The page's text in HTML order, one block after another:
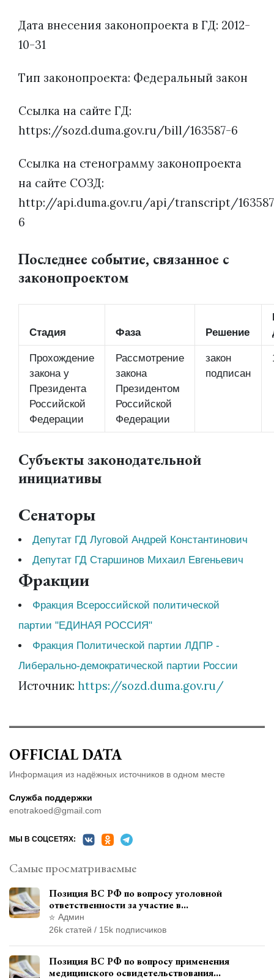
Дата внесения законопроекта в ГД: 2012-
10-31
Тип законопроекта: Федеральный закон
Ссылка на сайте ГД:
https://sozd.duma.gov.ru/bill/163587-6
Ссылка на стенограмму законопроекта
на сайте СОЗД:
http://api.duma.gov.ru/api/transcript/
6
Последнее событие, связанное с
законопроектом
Стадия Фаза Решение
Прохождение
закона у
Президента
Российской
Федерации
Рассмотрение
закона
Президентом
Российской
Федерации
закон
подписан
Субъекты законодательной
инициативы
Сенаторы
Депутат ГД Луговой Андрей Константинович
Депутат ГД Старшинов Михаил Евгеньевич
Фракции
Фракция Всероссийской политической
партии "ЕДИНАЯ РОССИЯ"
Фракция Политической партии ЛДПР -
Либерально-демократической партии России
Источник: https://sozd.duma.gov.ru/
OFFICIAL DATA
Информация из надёжных источников в одном месте
Служба поддержки
enotrakoed@gmail.com
МЫ В СОЦСЕТЯХ:
Самые просматриваемые
Позиция ВС РФ по вопросу уголовной
ответственности за участие в
террористической организации до
официального признания
Админ
26k статей / 15k подписчиков
Позиция ВС РФ по вопросу применения
медицинского освидетельствования